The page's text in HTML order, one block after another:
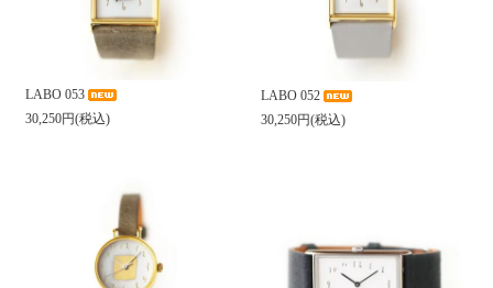
LABO 053
30,250円(税込)
LABO 052
30,250円(税込)